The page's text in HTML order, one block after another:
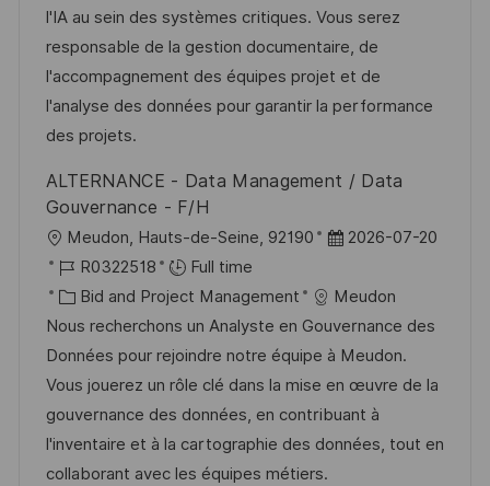
o
n
D
a
t
e
g
o
r
y
l'IA au sein des systèmes critiques. Vous serez
responsable de la gestion documentaire, de
l'accompagnement des équipes projet et de
l'analyse des données pour garantir la performance
des projets.
ALTERNANCE - Data Management / Data
Gouvernance - F/H
L
o
c
a
t
i
o
n
Meudon, Hauts-de-Seine, 92190
P
s
t
e
d
D
a
t
2026-07-20
J
o
b
I
d
R0322518
Full time
C
a
t
e
g
o
r
Bid and Project Management
Meudon
Nous recherchons un Analyste en Gouvernance des
Données pour rejoindre notre équipe à Meudon.
Vous jouerez un rôle clé dans la mise en œuvre de la
gouvernance des données, en contribuant à
l'inventaire et à la cartographie des données, tout en
collaborant avec les équipes métiers.